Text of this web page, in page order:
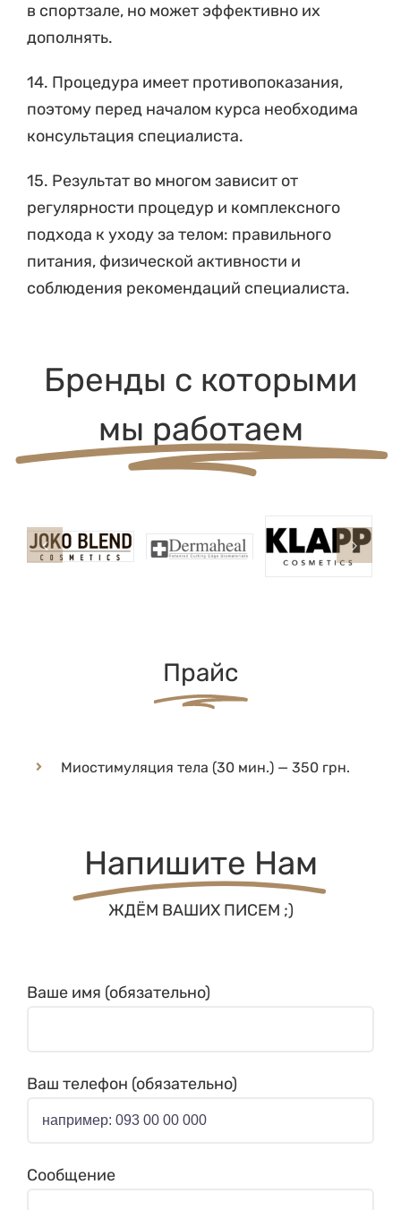
в спортзале, но может эффективно их
дополнять.
14. Процедура имеет противопоказания,
поэтому перед началом курса необходима
консультация специалиста.
15. Результат во многом зависит от
регулярности процедур и комплексного
подхода к уходу за телом: правильного
питания, физической активности и
соблюдения рекомендаций специалиста.
Бренды с которыми
мы работаем
Прайс
Напишите Нам